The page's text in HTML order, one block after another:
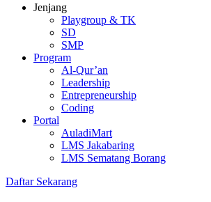
Jenjang
Playgroup & TK
SD
SMP
Program
Al-Qur’an
Leadership
Entrepreneurship
Coding
Portal
AuladiMart
LMS Jakabaring
LMS Sematang Borang
Daftar Sekarang